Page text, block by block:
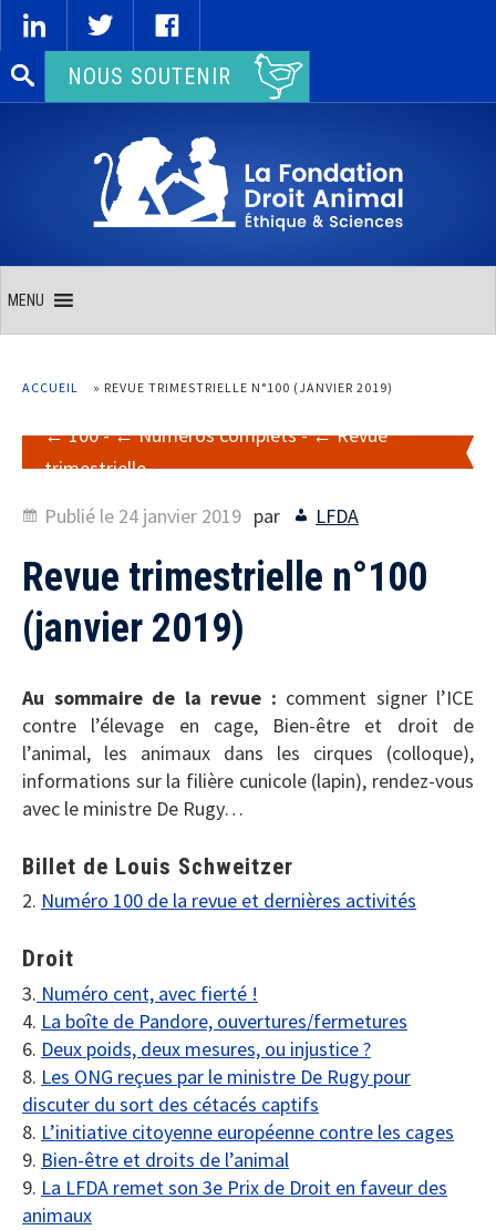
Rechercher :NOUS SOUTENIR
MENU
ACCUEIL » REVUE TRIMESTRIELLE N°100 (JANVIER 2019)
100- Numéros complets-
Revue
trimestrielle
Publié le 24 janvier 2019 par LFDA
Revue trimestrielle n°100
(janvier 2019)
Au sommaire de la revue : comment signer l’ICE
contre l’élevage en cage, Bien-être et droit de
l’animal, les animaux dans les cirques (colloque),
informations sur la filière cunicole (lapin), rendez-vous
avec le ministre De Rugy…
Billet de Louis Schweitzer
2. Numéro 100 de la revue et dernières activités
Droit
3. Numéro cent, avec fierté !
4. La boîte de Pandore, ouvertures/fermetures
6. Deux poids, deux mesures, ou injustice ?
8. Les ONG reçues par le ministre De Rugy pour
discuter du sort des cétacés captifs
8. L’initiative citoyenne européenne contre les cages
9. Bien-être et droits de l’animal
9. La LFDA remet son 3e Prix de Droit en faveur des
animaux